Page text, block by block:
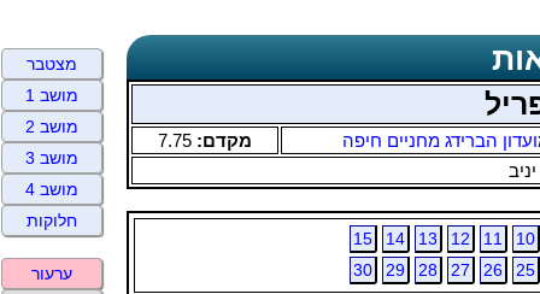
הברידג מחניים חיפה מקדם: 7.75
10
11
12
13
14
15
25
26
27
28
29
30
מצטבר
מושב 1
מושב 2
מושב 3
מושב 4
חלוקות
ערעור